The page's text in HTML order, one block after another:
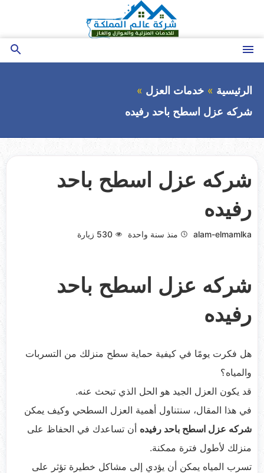
المحتوى
القائمة
بحث
الرئيسية
خدمات العزل
شركه عزل اسطح باحد رفيده
شركه عزل اسطح باحد
رفيده
alam-elmamlka منذ سنة واحدة 530 زيارة
شركه عزل اسطح باحد
رفيده
هل فكرت يومًا في كيفية حماية سطح منزلك من التسربات
والمياه؟
قد يكون العزل الجيد هو الحل الذي تبحث عنه.
في هذا المقال، سنتناول أهمية العزل السطحي وكيف يمكن
شركه عزل اسطح باحد رفيده أن تساعدك في الحفاظ على
منزلك لأطول فترة ممكنة.
تسرب المياه يمكن أن يؤدي إلى مشاكل خطيرة تؤثر على